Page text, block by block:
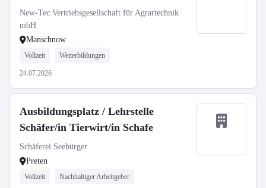
New-Tec Vertriebsgesellschaft für Agrartechnik
mbH
Manschnow
Vollzeit Weiterbildungen
24.07.2026
Ausbildungsplatz / Lehrstelle
Schäfer/in Tierwirt/in Schafe
Schäferei Seebürger
Preten
Vollzeit Nachhaltiger Arbeitgeber